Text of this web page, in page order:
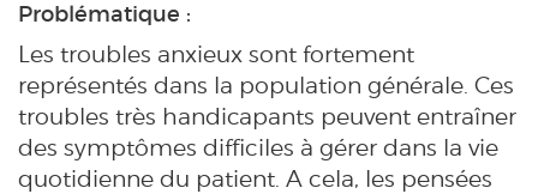
Problématique :
Les troubles anxieux sont fortement
représentés dans la population générale. Ces
troubles très handicapants peuvent entraîner
des symptômes difficiles à gérer dans la vie
quotidienne du patient. A cela, les pensées